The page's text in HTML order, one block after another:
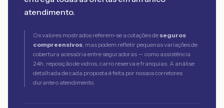
atendimento.
Os valores mostrados referem-se a cotações de seguros
compreensivos, mas podem refletir pequenas variações de
cobertura acessória entre seguradoras — como assistência
24h, reposição de vidros, carro reserva e franquias. A análise
detalhada de cada proposta é feita por nossos corretores
durante o atendimento.